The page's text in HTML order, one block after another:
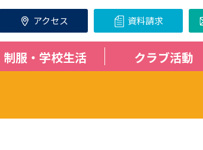
アクセス 資料請求
制服・学校生活 クラブ活動